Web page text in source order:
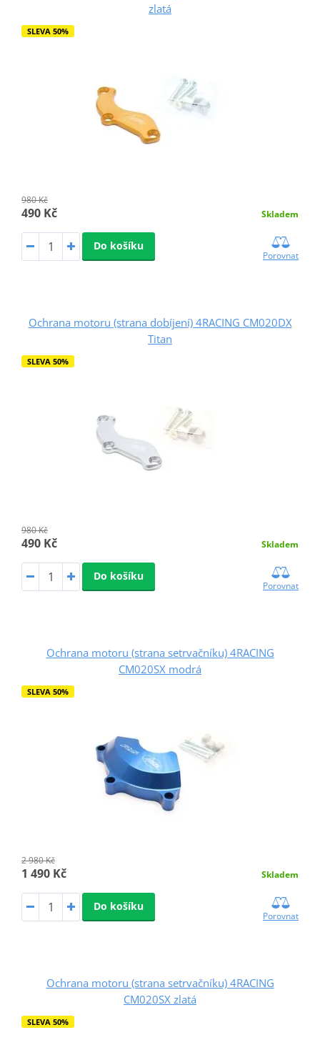
zlatá
SLEVA 50%
980 Kč
490 Kč Skladem
Do košíku
Porovnat
Ochrana motoru (strana dobíjení) 4RACING CM020DX
Titan
SLEVA 50%
980 Kč
490 Kč Skladem
Do košíku
Porovnat
Ochrana motoru (strana setrvačníku) 4RACING
CM020SX modrá
SLEVA 50%
2 980 Kč
1 490 Kč Skladem
Do košíku
Porovnat
Ochrana motoru (strana setrvačníku) 4RACING
CM020SX zlatá
SLEVA 50%